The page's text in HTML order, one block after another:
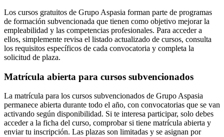
Los cursos gratuitos de Grupo Aspasia forman parte de programas
de formación subvencionada que tienen como objetivo mejorar la
empleabilidad y las competencias profesionales. Para acceder a
ellos, simplemente revisa el listado actualizado de cursos, consulta
los requisitos específicos de cada convocatoria y completa la
solicitud de plaza.
Matrícula abierta para cursos subvencionados
La matrícula para los cursos subvencionados de Grupo Aspasia
permanece abierta durante todo el año, con convocatorias que se van
activando según disponibilidad. Si te interesa participar, solo debes
acceder a la ficha del curso, comprobar si tiene matrícula abierta y
enviar tu inscripción. Las plazas son limitadas y se asignan por